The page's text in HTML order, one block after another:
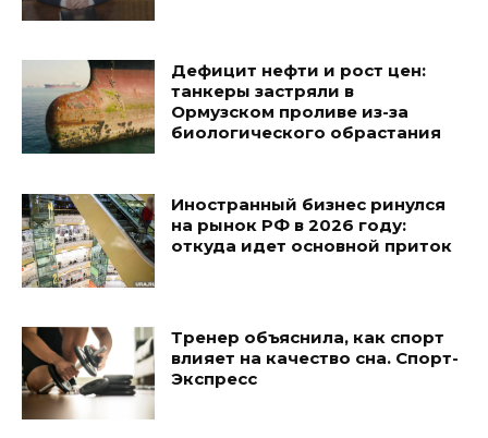
Дефицит нефти и рост цен:
танкеры застряли в
Ормузском проливе из-за
биологического обрастания
Иностранный бизнес ринулся
на рынок РФ в 2026 году:
откуда идет основной приток
Тренер объяснила, как спорт
влияет на качество сна. Спорт-
Экспресс